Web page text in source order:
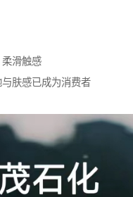
滑触感
肤感已成为消费者